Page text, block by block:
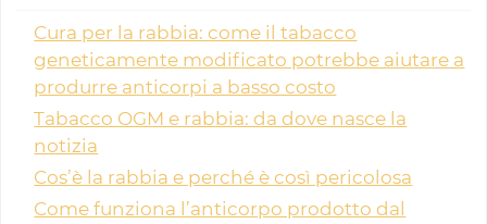
Cura per la rabbia: come il tabacco
geneticamente modificato potrebbe aiutare a
produrre anticorpi a basso costo
Tabacco OGM e rabbia: da dove nasce la
notizia
Cos’è la rabbia e perché è così pericolosa
Come funziona l’anticorpo prodotto dal